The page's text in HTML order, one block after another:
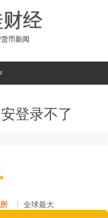
经
币新闻
登录不了
| 全球最大